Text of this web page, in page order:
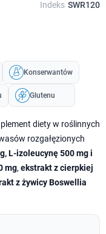
Indeks SWR120
Konserwantów
Glutenu
diety w roślinnych
rozgałęzionych
L-izoleucynę 500 mg i
mg, ekstrakt z cierpkiej
z żywicy Boswellia